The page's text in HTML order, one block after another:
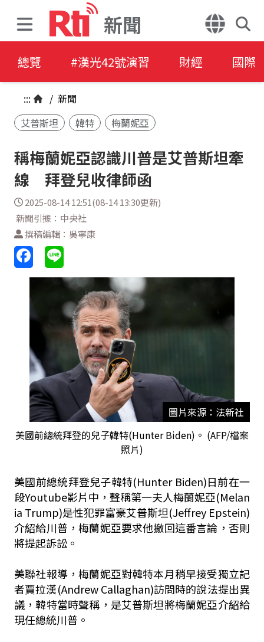
新聞
總覽 #漢光42號演習 財經 國際
::: / 新聞
艾普斯坦
韓特 梅蘭妮亞
稱梅蘭妮亞認識川普是艾普斯坦牽
線 拜登兒收律師函
2025-08-14 12:51(08-14 13:30更新)
新聞引據：中央社
撰稿編輯：吳寧康
圖片來源：法新社
美國前總統拜登的兒子韓特(Hunter Biden)。 (AFP/檔案
照片)
美國前總統拜登兒子韓特(Hunter Biden)日前在一
段Youtube影片中，聲稱第一夫人梅蘭妮亞(Melan
ia Trump)是性犯罪富豪艾普斯坦(Jeffrey Epstein)
介紹給川普，梅蘭妮亞要求他撤回這番言論，否則
將提起訴訟。
美聯社報導，梅蘭妮亞對韓特本月稍早接受獨立記
者賈拉漢(Andrew Callaghan)訪問時的說法提出異
議，韓特當時聲稱，是艾普斯坦將梅蘭妮亞介紹給
現任總統川普。